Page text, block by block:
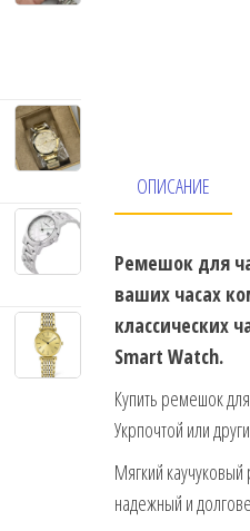
ОПИСАНИЕ
Ремешок для
ваших часах
классических
Smart Watch.
Купить ремешок
Укрпочтой или
Мягкий
надежный и